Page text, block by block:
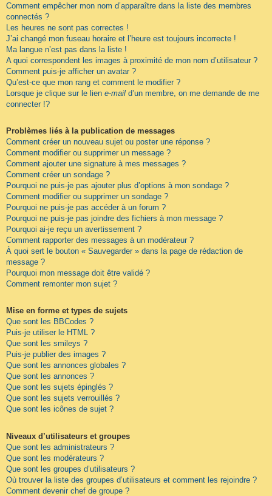
Comment empêcher mon nom d’apparaître dans la liste des membres
connectés ?
Les heures ne sont pas correctes !
J’ai changé mon fuseau horaire et l’heure est toujours incorrecte !
Ma langue n’est pas dans la liste !
A quoi correspondent les images à proximité de mon nom d’utilisateur ?
Comment puis-je afficher un avatar ?
Qu’est-ce que mon rang et comment le modifier ?
Lorsque je clique sur le lien e-mail d’un membre, on me demande de me
connecter !?
Problèmes liés à la publication de messages
Comment créer un nouveau sujet ou poster une réponse ?
Comment modifier ou supprimer un message ?
Comment ajouter une signature à mes messages ?
Comment créer un sondage ?
Pourquoi ne puis-je pas ajouter plus d’options à mon sondage ?
Comment modifier ou supprimer un sondage ?
Pourquoi ne puis-je pas accéder à un forum ?
Pourquoi ne puis-je pas joindre des fichiers à mon message ?
Pourquoi ai-je reçu un avertissement ?
Comment rapporter des messages à un modérateur ?
À quoi sert le bouton « Sauvegarder » dans la page de rédaction de
message ?
Pourquoi mon message doit être validé ?
Comment remonter mon sujet ?
Mise en forme et types de sujets
Que sont les BBCodes ?
Puis-je utiliser le HTML ?
Que sont les smileys ?
Puis-je publier des images ?
Que sont les annonces globales ?
Que sont les annonces ?
Que sont les sujets épinglés ?
Que sont les sujets verrouillés ?
Que sont les icônes de sujet ?
Niveaux d’utilisateurs et groupes
Que sont les administrateurs ?
Que sont les modérateurs ?
Que sont les groupes d’utilisateurs ?
Où trouver la liste des groupes d’utilisateurs et comment les rejoindre ?
Comment devenir chef de groupe ?